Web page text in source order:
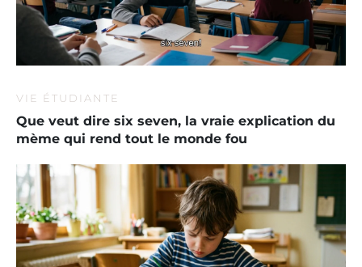
VIE ÉTUDIANTE
Que veut dire six seven, la vraie explication du
mème qui rend tout le monde fou